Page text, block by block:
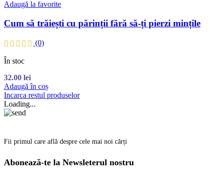
Adaugă la favorite
Cum să trăiești cu părinții fără să-ți pierzi mințile
(0)
În stoc
32.00 lei
Adaugă în coș
Incarca restul produselor
Loading...
Fii primul care află despre cele mai noi cărți
Abonează-te la Newsleterul nostru